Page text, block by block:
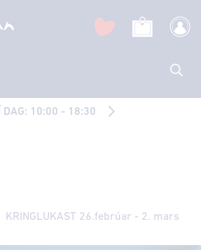
DAG: 10:00 - 18:30
KRINGLUKAST 26.febrúar - 2. mars